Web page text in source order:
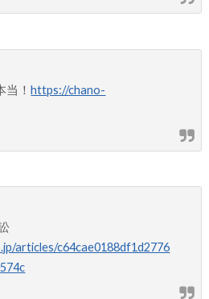
当！https://chano-
articles/c64cae0188df1d2776